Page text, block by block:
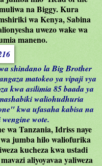
na Biggy. Kura
wa Kenya, Sabina
uwezo wake wa
maneno.
shindano la Big Brother
matokeo ya vipaji vya
kwa asilimia 85 baada ya
waliohudhuria
kwa ufasaha kabisa na
wote.
wa Tanzania, Idriss naye
wa jumba hilo waliofurika
kucheza kwa ustadi
aliyoyavaa yaliweza